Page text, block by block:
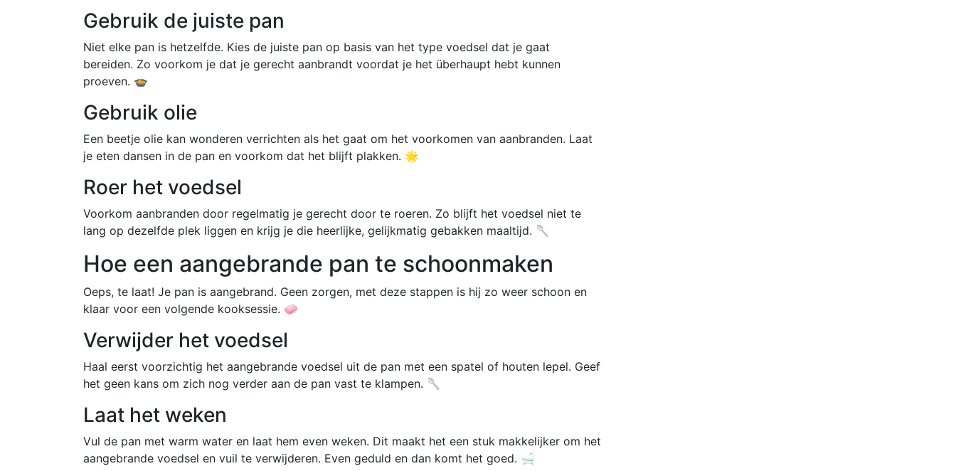
Gebruik de juiste pan
Niet elke pan is hetzelfde. Kies de juiste pan op basis van het type voedsel dat je gaat
bereiden. Zo voorkom je dat je gerecht aanbrandt voordat je het überhaupt hebt kunnen
proeven. 🍲
Gebruik olie
Een beetje olie kan wonderen verrichten als het gaat om het voorkomen van aanbranden. Laat
je eten dansen in de pan en voorkom dat het blijft plakken. 🌟
Roer het voedsel
Voorkom aanbranden door regelmatig je gerecht door te roeren. Zo blijft het voedsel niet te
lang op dezelfde plek liggen en krijg je die heerlijke, gelijkmatig gebakken maaltijd. 🥄
Hoe een aangebrande pan te schoonmaken
Oeps, te laat! Je pan is aangebrand. Geen zorgen, met deze stappen is hij zo weer schoon en
klaar voor een volgende kooksessie. 🧼
Verwijder het voedsel
Haal eerst voorzichtig het aangebrande voedsel uit de pan met een spatel of houten lepel. Geef
het geen kans om zich nog verder aan de pan vast te klampen. 🥄
Laat het weken
Vul de pan met warm water en laat hem even weken. Dit maakt het een stuk makkelijker om het
aangebrande voedsel en vuil te verwijderen. Even geduld en dan komt het goed. 🛁